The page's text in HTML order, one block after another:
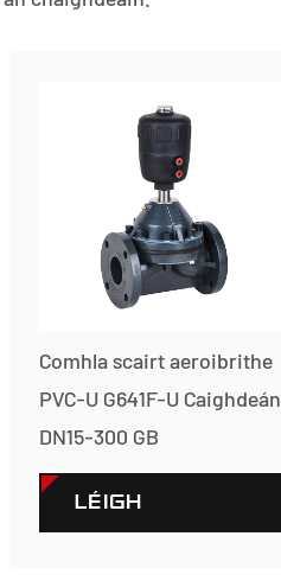
Comhla scairt aeroibrithe
PVC-U G641F-U Caighdeán
DN15-300 GB
LÉIGH